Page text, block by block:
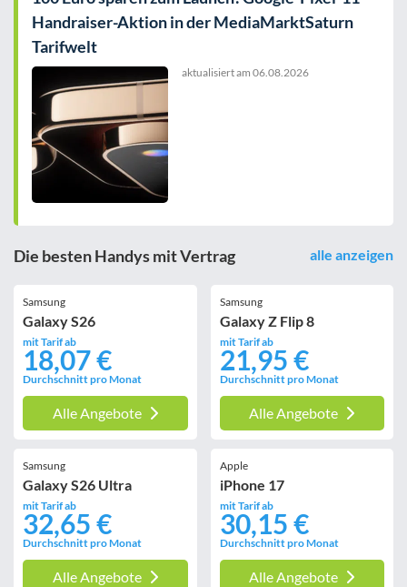
Handraiser-Aktion in der MediaMarktSaturn
Tarifwelt
aktualisiert am 06.08.2026
Die besten Handys mit Vertrag alle anzeigen
Samsung
Galaxy S26
mit Tarif ab
18,07 €
Durchschnitt pro Monat
Alle Angebote
Samsung
Galaxy Z Flip 8
mit Tarif ab
21,95 €
Durchschnitt pro Monat
Alle Angebote
Samsung
Galaxy S26 Ultra
mit Tarif ab
32,65 €
Durchschnitt pro Monat
Alle Angebote
Apple
iPhone 17
mit Tarif ab
30,15 €
Durchschnitt pro Monat
Alle Angebote